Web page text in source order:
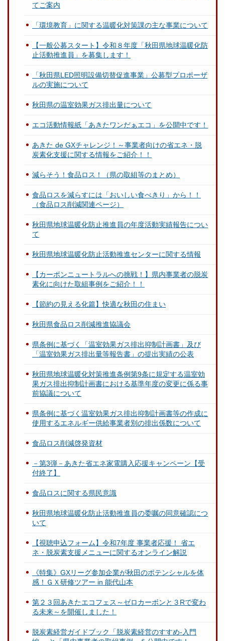
てご案内
「環境教育」に関する温暖化対策課の主な事業について
【一般公募スタート】令和８年度「秋田県地球温暖化防
止活動推進員」を募集します！
「秋田県LED照明設備切替促進事業」公募型プロポーザ
ルの実施について
秋田県の温室効果ガス排出量について
エコ活動情報紙「あきたワンだぁエコ」を公開中です！
あきた de GXチャレンジ！～事業者向けの省エネ・脱
炭素化支援に関する情報をご紹介！！
減らそう！食品ロス！（県の取組等のまとめ）
食品ロスを減らすには「おいしい食べきり」から！！
（食品ロス削減関連ページ）
秋田県地球温暖化防止推進員の年度活動実績報告につい
て
秋田県地球温暖化防止活動推進センターに関する情報
【カーボンニュートラルへの挑戦！】県内事業者の脱炭
素化に向けた取組事例をご紹介！！
【節約の見える化篇】快適な秋田の住まい
秋田県食品ロス削減推進協議会
県条例に基づく「温室効果ガス排出抑制計画書」及び
「温室効果ガス排出量等報告書」の提出実績の公表
秋田県地球温暖化対策推進条例第9条に規定する温室効
果ガス排出抑制計画書における基準年度の変更に係る事
前協議について
県条例に基づく温室効果ガス排出抑制計画書等の作成に
使用するエネルギー供給事業者別の排出係数について
食品ロス削減啓発資材
－第3弾－あきた省エネ家電購入応援キャンペーン【受
付終了】
食品ロスに関する県民意識
秋田県地球温暖化防止活動推進員の委嘱の同意確認につ
いて
【視聴申込フォーム】令和7年度 事業者応援！ 省エ
ネ・脱炭素支援メニューに関するオンライン解説
《特集》GXリーグ参加企業が秋田のポテンシャルを体
感！ＧＸ研修ツアー in 能代山本
第２３回あきたエコフェス～ゼロカーボンと３Rで変わ
る未来～を開催しました！
脱炭素経営ガイドブック「脱炭素経営のすすめ-入門